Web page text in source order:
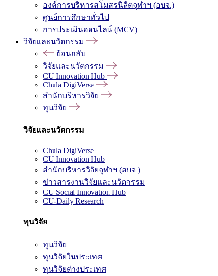
องค์การบริหารสโมสรนิสิตจุฬาฯ (อบจ.)
ศูนย์การศึกษาทั่วไป
การประเมินออนไลน์ (MCV)
วิจัยและนวัตกรรม
ย้อนกลับ
วิจัยและนวัตกรรม
CU Innovation Hub
Chula DigiVerse
สำนักบริหารวิจัย
ทุนวิจัย
วิจัยและนวัตกรรม
Chula DigiVerse
CU Innovation Hub
สำนักบริหารวิจัยจุฬาฯ (สบจ.)
ข่าวสารงานวิจัยและนวัตกรรม
CU Social Innovation Hub
CU-Daily Research
ทุนวิจัย
ทุนวิจัย
ทุนวิจัยในประเทศ
ทุนวิจัยต่างประเทศ